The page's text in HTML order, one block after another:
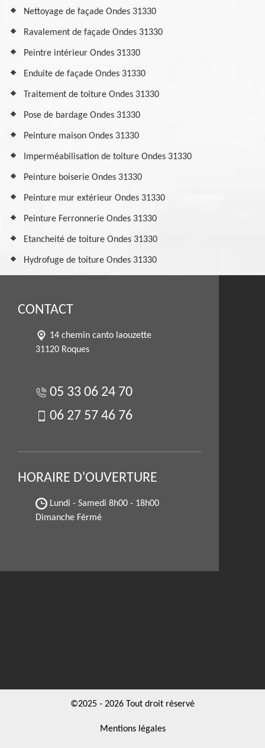
Nettoyage de façade Ondes 31330
Ravalement de façade Ondes 31330
Peintre intérieur Ondes 31330
Enduite de façade Ondes 31330
Traitement de toiture Ondes 31330
Pose de bardage Ondes 31330
Peinture maison Ondes 31330
Imperméabilisation de toiture Ondes 31330
Peinture boiserie Ondes 31330
Peinture mur extérieur Ondes 31330
Peinture Ferronnerie Ondes 31330
Etancheité de toiture Ondes 31330
Hydrofuge de toiture Ondes 31330
CONTACT
14 chemin canto laouzette
31120 Roques
05 33 06 24 70
06 27 57 46 76
HORAIRE D'OUVERTURE
Lundi - Samedi 8h00 - 18h00
Dimanche Férmé
©2025 - 2026 Tout droit réservé
Mentions légales